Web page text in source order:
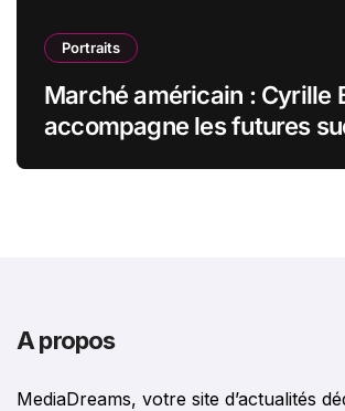
Portraits
Marché américain : Cyrille
accompagne les futures
A propos
MediaDreams, votre site d’actualités